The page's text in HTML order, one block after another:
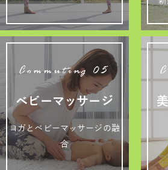
Commuting 05
ベビーマッサージ
ヨガとベビーマッサージの融
合